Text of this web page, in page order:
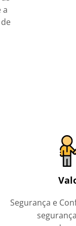
a
Segurança e